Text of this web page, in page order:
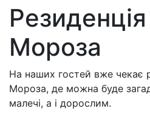
Мороза
На наших гостей вже чекає
Мороза, де можна буде
малечі, а і дорослим.